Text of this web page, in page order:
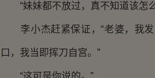
“妹妹都不放过，真不知道该怎
李小杰赶紧保证，“老婆，我发
口，我当即挥刀自宫。”
“这可是你说的。”